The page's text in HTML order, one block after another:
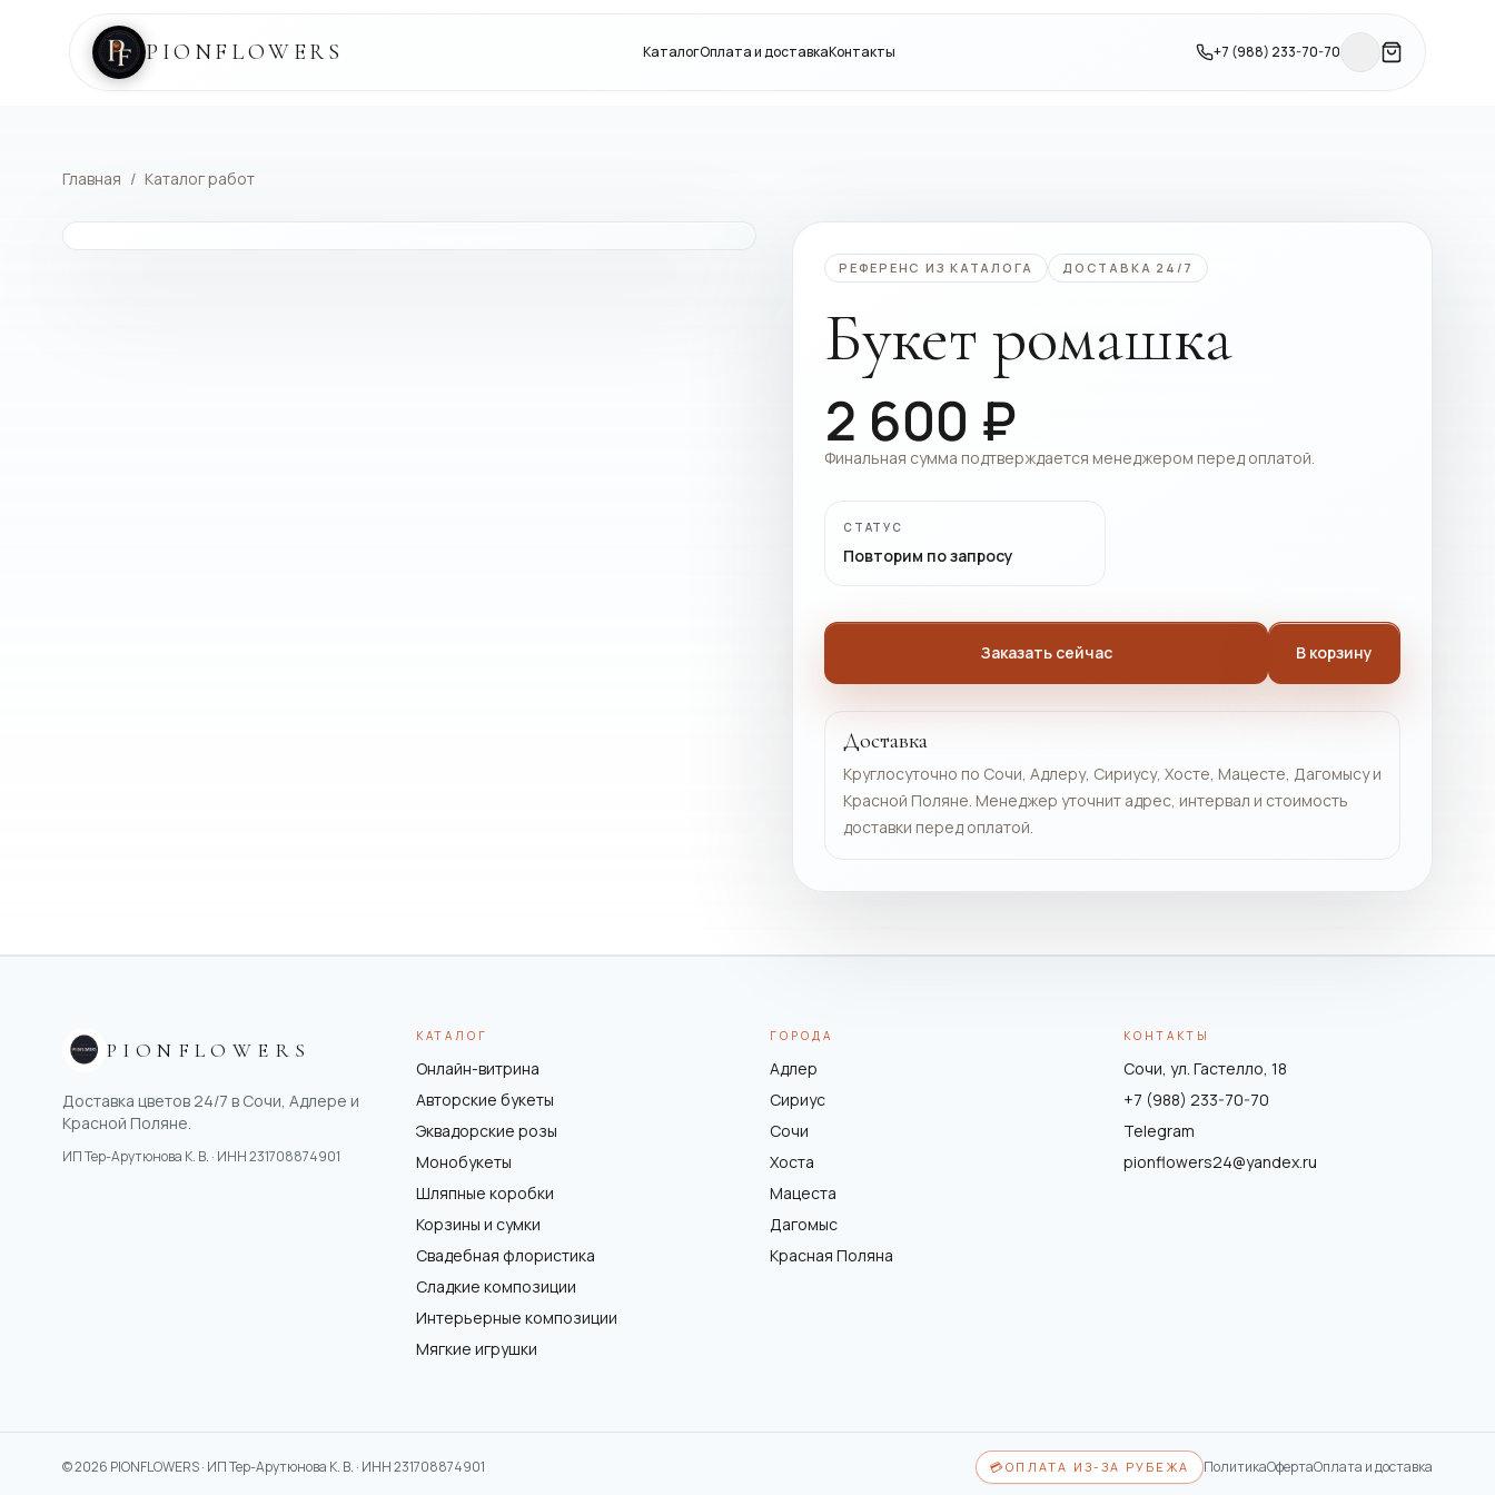
PIONFLOWERS КаталогОплата и доставкаКонтакты +7 (988) 233-70-70
Главная / Каталог работ
РЕФЕРЕНС ИЗ КАТАЛОГА ДОСТАВКА 24/7
Букет ромашка
2 600 ₽
Финальная сумма подтверждается менеджером перед оплатой.
СТАТУС
Повторим по запросу
Заказать сейчас В корзину
Доставка
Круглосуточно по Сочи, Адлеру, Сириусу, Хосте, Мацесте, Дагомысу и
Красной Поляне. Менеджер уточнит адрес, интервал и стоимость
доставки перед оплатой.
PIONFLOWERS
Доставка цветов 24/7 в Сочи, Адлере и
Красной Поляне.
ИП Тер-Арутюнова К. В. · ИНН231708874901
КАТАЛОГ
Онлайн-витрина
Авторские букеты
Эквадорские розы
Монобукеты
Шляпные коробки
Корзины и сумки
Свадебная флористика
Сладкие композиции
Интерьерные композиции
Мягкие игрушки
ГОРОДА
Адлер
Сириус
Сочи
Хоста
Мацеста
Дагомыс
Красная Поляна
КОНТАКТЫ
Сочи, ул. Гастелло, 18
+7 (988) 233-70-70
Telegram
pionflowers24@yandex.ru
©2026 PIONFLOWERS · ИП Тер-Арутюнова К. В. · ИНН231708874901 💳ОПЛАТА ИЗ-ЗА РУБЕЖА ПолитикаОфертаОплата и доставка